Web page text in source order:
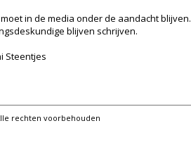
in de media onder de aandacht blijven.
blijven schrijven.
Steentjes
rechten voorbehouden